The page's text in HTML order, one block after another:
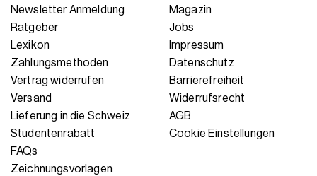
Newsletter Anmeldung
Ratgeber
Lexikon
Zahlungsmethoden
Vertrag widerrufen
Versand
Lieferung in die Schweiz
Studentenrabatt
FAQs
Zeichnungsvorlagen
Magazin
Jobs
Impressum
Datenschutz
Barrierefreiheit
Widerrufsrecht
AGB
Cookie Einstellungen